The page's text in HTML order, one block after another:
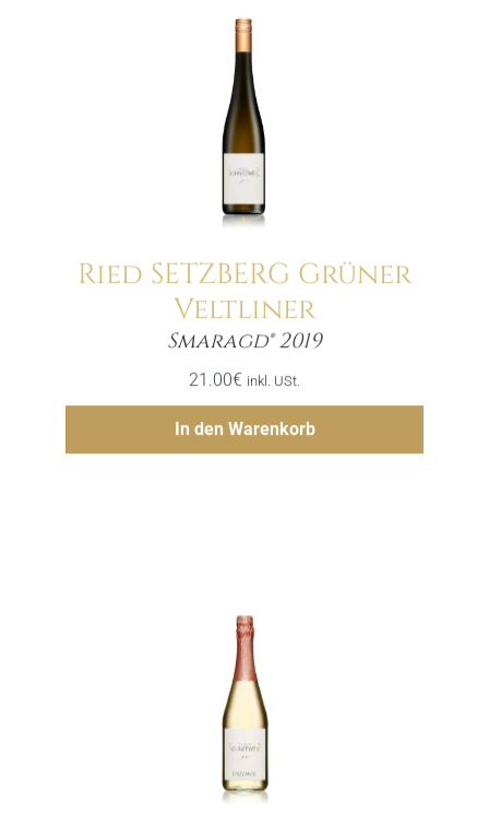
Ried SETZBERG Grüner
Veltliner
Smaragd® 2019
21.00€ inkl. USt.
In den Warenkorb
Menge
Hinzufügen